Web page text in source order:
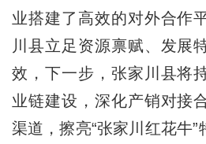
业搭建了高效的对外合作
川县立足资源禀赋、发展
效，下一步，张家川县将
业链建设，深化产销对接
渠道，擦亮“张家川红花牛